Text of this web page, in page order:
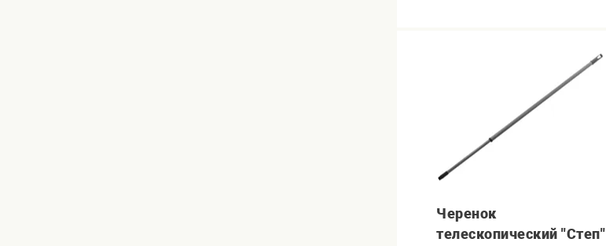
Черенок
телескопический "Степ"